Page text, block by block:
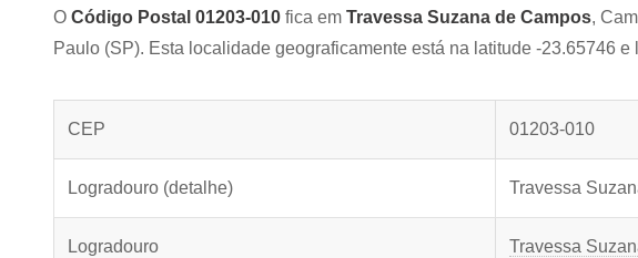
O Código Postal 01203-010 fica em Travessa Suzana de Campos,
Paulo (SP). Esta localidade geograficamente está na latitude -23.65746 e
CEP 01203-010
Logradouro (detalhe) Travessa
Logradouro Travessa